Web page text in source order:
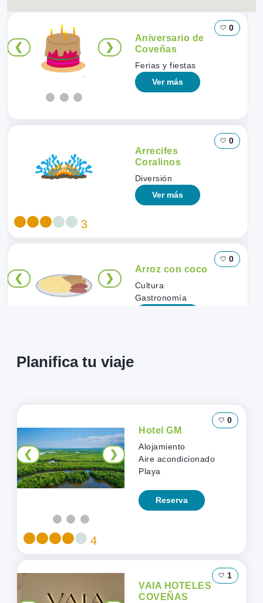
❮ ❯
Aniversario de
Coveñas
Ferias y fiestas
Ver más
0
3
Arrecifes
Coralinos
Diversión
Ver más
0
❮ ❯
Arroz con coco
Cultura
Gastronomía
0
Artesanías en
Enea
Planifica tu viaje
0
❮ ❯
4
Hotel GM
Alojamiento
Aire acondicionado
Playa
Reserva
1
VAIA HOTELES
COVEÑAS